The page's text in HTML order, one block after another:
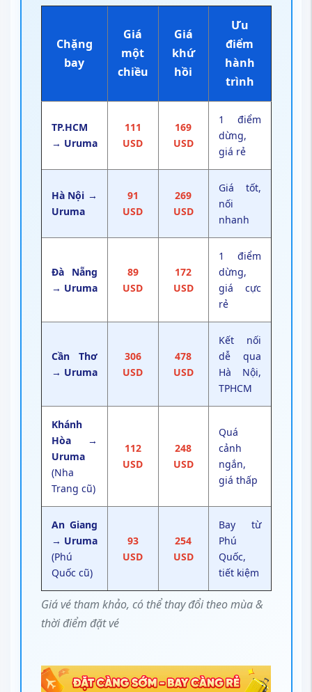
Giá vé tham khảo, có thể thay đổi theo mùa &
thời điểm đặt vé
Chặng
bay
Giá
một
chiều
Giá
khứ
hồi
Ưu
điểm
hành
trình
TP.HCM
→ Uruma
111
USD
169
USD
1 điểm
dừng,
giá rẻ
Hà Nội →
Uruma
91
USD
269
USD
Giá tốt,
nối
nhanh
Đà Nẵng
→ Uruma
89
USD
172
USD
1 điểm
dừng,
giá cực
rẻ
Cần Thơ
→ Uruma
306
USD
478
USD
Kết nối
dễ qua
Hà Nội,
TPHCM
Khánh
Hòa →
Uruma
(Nha
Trang cũ)
112
USD
248
USD
Quá
cảnh
ngắn,
giá thấp
An Giang
→ Uruma
(Phú
Quốc cũ)
93
USD
254
USD
Bay từ
Phú
Quốc,
tiết kiệm